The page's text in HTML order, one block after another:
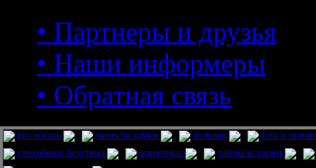
• Партнеры и друзья
• Наши информеры
• Обратная связь
pro жизнь новости науки человек
нло и
стихийные бедствия
животные
тайны истории